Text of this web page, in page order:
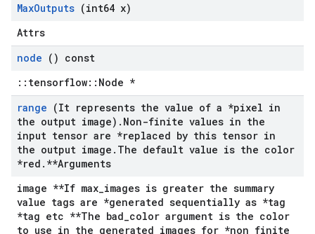
MaxOutputs (int64 x)
Attrs
node () const
::tensorflow::Node *
range (It represents the value of a *pixel in
the output image) . Non-finite values in the
input tensor are *replaced by this tensor in
the output image . The default value is the color
*red . **Arguments
image **If max_images is greater the summary
value tags are *generated sequentially as *tag
*tag etc **The bad_color argument is the color
to use in the generated images for *non finite